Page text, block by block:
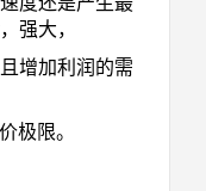
强大，
增加利润的需
极限。